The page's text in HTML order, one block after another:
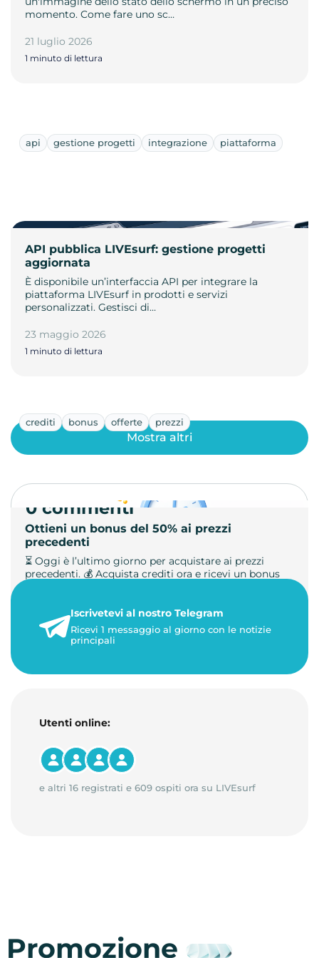
momento. Come fare uno sc…
21 luglio 2026
1 minuto di lettura
api gestione progetti integrazione piattaforma
API pubblica LIVEsurf: gestione progetti
aggiornata
È disponibile un’interfaccia API per integrare la
piattaforma LIVEsurf in prodotti e servizi
personalizzati. Gestisci di…
23 maggio 2026
1 minuto di lettura
crediti bonus offerte prezzi
Ottieni un bonus del 50% ai prezzi
precedenti
⏳ Oggi è l’ultimo giorno per acquistare ai prezzi
precedenti. 💰 Acquista crediti ora e ricevi un bonus
23 maggio 2026
1 minuto di lettura
Mostra altri
0 commenti
Iscrivetevi al nostro Telegram
Ricevi 1 messaggio al giorno con le notizie
principali
Utenti online:
e altri 16 registrati e 609 ospiti ora su LIVEsurf
Promozione